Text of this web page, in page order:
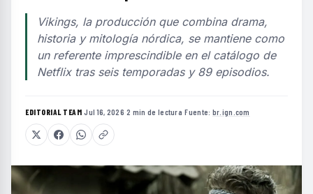
Vikings, la producción que combina drama,
historia y mitología nórdica, se mantiene como
un referente imprescindible en el catálogo de
Netflix tras seis temporadas y 89 episodios.
EDITORIAL TEAM·Jul 16, 2026·2 min de lectura·Fuente: br.ign.com